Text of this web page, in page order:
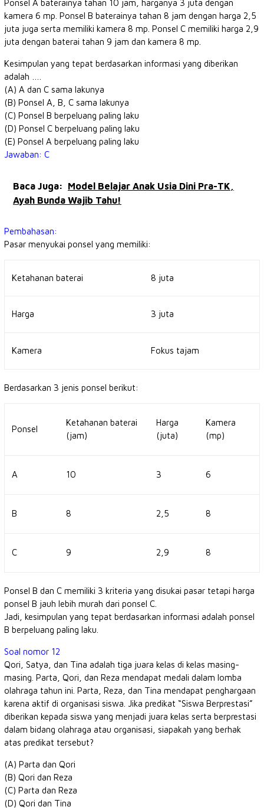
Ponsel A baterainya tahan 10 jam, harganya 3 juta dengan
kamera 6 mp. Ponsel B baterainya tahan 8 jam dengan harga 2,5
juta juga serta memiliki kamera 8 mp. Ponsel C memiliki harga 2,9
juta dengan baterai tahan 9 jam dan kamera 8 mp.
Kesimpulan yang tepat berdasarkan informasi yang diberikan
adalah ….
(A) A dan C sama lakunya
(B) Ponsel A, B, C sama lakunya
(C) Ponsel B berpeluang paling laku
(D) Ponsel C berpeluang paling laku
(E) Ponsel A berpeluang paling laku
Jawaban: C
Baca Juga:
Model Belajar Anak Usia Dini Pra-TK,
Ayah Bunda Wajib Tahu!
Pembahasan:
Pasar menyukai ponsel yang memiliki:
Ketahanan baterai 8 juta
Harga 3 juta
Kamera Fokus tajam
Berdasarkan 3 jenis ponsel berikut:
Ponsel
Ketahanan baterai
(jam)
Harga
(juta)
Kamera
(mp)
A 10 3 6
B 8 2,5 8
C 9 2,9 8
Ponsel B dan C memiliki 3 kriteria yang disukai pasar tetapi harga
ponsel B jauh lebih murah dari ponsel C.
Jadi, kesimpulan yang tepat berdasarkan informasi adalah ponsel
B berpeluang paling laku.
Soal nomor 12
Qori, Satya, dan Tina adalah tiga juara kelas di kelas masing-
masing. Parta, Qori, dan Reza mendapat medali dalam lomba
olahraga tahun ini. Parta, Reza, dan Tina mendapat penghargaan
karena aktif di organisasi siswa. Jika predikat “Siswa Berprestasi”
diberikan kepada siswa yang menjadi juara kelas serta berprestasi
dalam bidang olahraga atau organisasi, siapakah yang berhak
atas predikat tersebut?
(A) Parta dan Qori
(B) Qori dan Reza
(C) Parta dan Reza
(D) Qori dan Tina